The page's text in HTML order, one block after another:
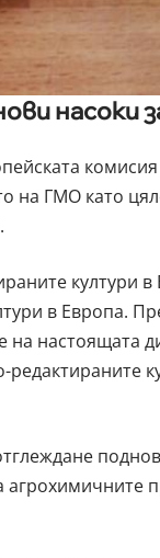
насоки
на ГМО като
култури
в Европа.
настоящата